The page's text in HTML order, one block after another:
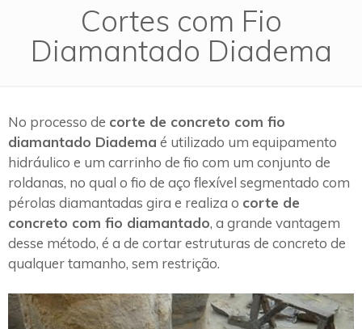
Cortes com Fio
Diamantado Diadema
No processo de corte de concreto com fio
diamantado Diadema é utilizado um equipamento
hidráulico e um carrinho de fio com um conjunto de
roldanas, no qual o fio de aço flexível segmentado com
pérolas diamantadas gira e realiza o corte de
concreto com fio diamantado, a grande vantagem
desse método, é a de cortar estruturas de concreto de
qualquer tamanho, sem restrição.